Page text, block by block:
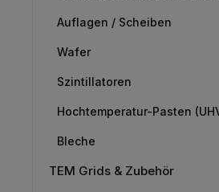
Auflagen / Scheiben
Wafer
Szintillatoren
Hochtemperatur-Pasten
Bleche
TEM Grids & Zubehör